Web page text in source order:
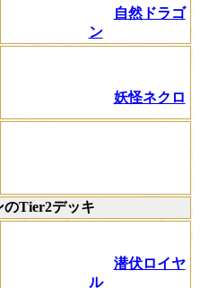
自然ドラゴ
ン
妖怪ネクロ
のTier2デッキ
潜伏ロイヤ
ル